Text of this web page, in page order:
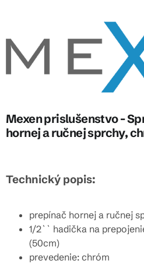
Mexen prislušenstvo -
hornej a ručnej sprchy,
Technický popis:
prepínač hornej a ručnej
1/2`` hadička na
(50cm)
prevedenie: chróm